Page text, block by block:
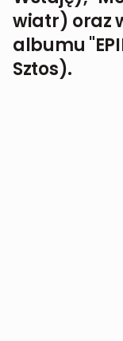
wiatr) oraz
albumu
Sztos).